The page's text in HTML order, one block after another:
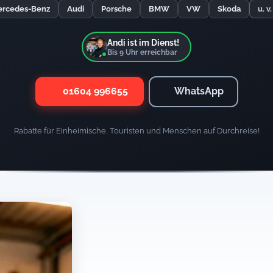
Benz Audi Porsche BMW VW Skoda u.
Andi ist im Dienst!
Bis 9 Uhr erreichbar
01604 996655 WhatsApp
Rabatte für Einheimische, Touristen und Menschen auf Durchreise!